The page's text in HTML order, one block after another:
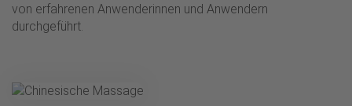
von erfahrenen Anwenderinnen und Anwendern
durchgeführt.